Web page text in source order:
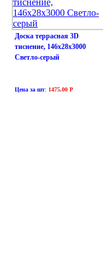
Доска террасная 3D
тиснение, 146х28х3000
Светло-серый
Цена за шт: 1475.00 Р